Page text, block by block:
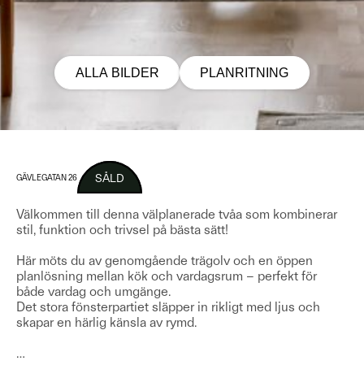
ALLA BILDER PLANRITNING
GÄVLEGATAN 26 SÅLD
Välkommen till denna välplanerade tvåa som kombinerar
stil, funktion och trivsel på bästa sätt!
Här möts du av genomgående trägolv och en öppen
planlösning mellan kök och vardagsrum – perfekt för
både vardag och umgänge.
Det stora fönsterpartiet släpper in rikligt med ljus och
skapar en härlig känsla av rymd.
…